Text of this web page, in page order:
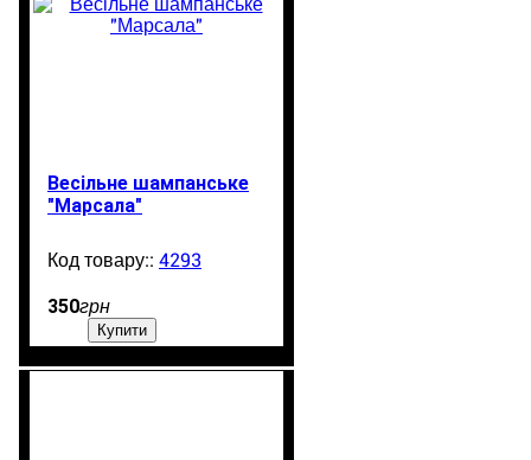
Весільне шампанське
"Марсала"
4293
350грн
Купити